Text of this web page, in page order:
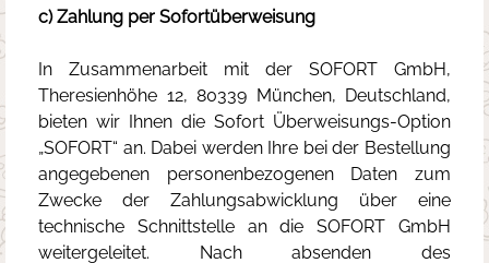
c) Zahlung per Sofortüberweisung
In Zusammenarbeit mit der SOFORT GmbH,
Theresienhöhe 12, 80339 München, Deutschland,
bieten wir Ihnen die Sofort Überweisungs-Option
„SOFORT“ an. Dabei werden Ihre bei der Bestellung
angegebenen personenbezogenen Daten zum
Zwecke der Zahlungsabwicklung über eine
technische Schnittstelle an die SOFORT GmbH
weitergeleitet. Nach absenden des